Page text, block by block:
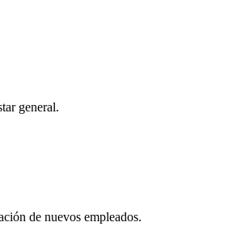
general.
de nuevos empleados.